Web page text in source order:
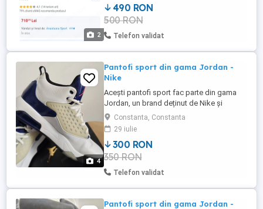
2
490 RON
500 RON
Telefon validat
4
Pantofi sport din gama Jordan -
Nike
Acești pantofi sport fac parte din gama
Jordan, un brand deținut de Nike și
inspirat de cariera legendarului
baschetbalist Michael Jordan. Sunt
mărimea 44 și de câteva ori folosiți
Constanta, Constanta
29 iulie
300 RON
350 RON
Telefon validat
Pantofi sport din gama Jordan -